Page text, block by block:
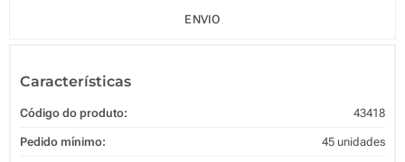
ENVIO
Características
Código do produto: 43418
Pedido mínimo: 45 unidades